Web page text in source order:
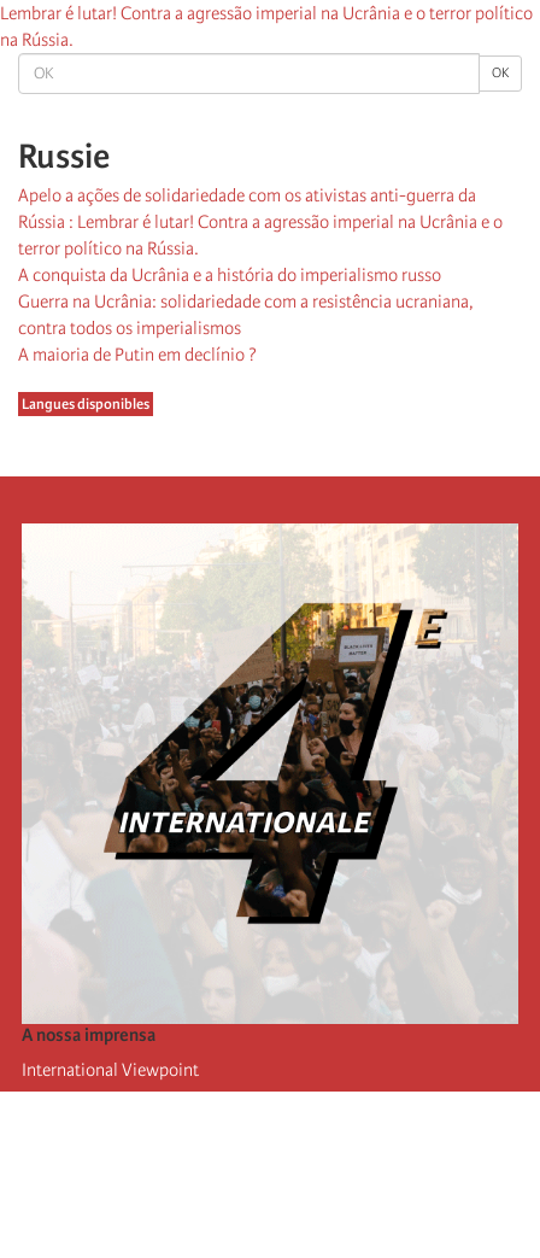
OK OK
Russie
Apelo a ações de solidariedade com os ativistas anti-guerra da
Rússia : Lembrar é lutar! Contra a agressão imperial na Ucrânia e o
terror político na Rússia.
A conquista da Ucrânia e a história do imperialismo russo
Guerra na Ucrânia: solidariedade com a resistência ucraniana,
contra todos os imperialismos
A maioria de Putin em declínio ?
Langues disponibles
Lembrar é lutar! Contra a agressão imperial na Ucrânia e o terror político
na Rússia.
A nossa imprensa
International Viewpoint